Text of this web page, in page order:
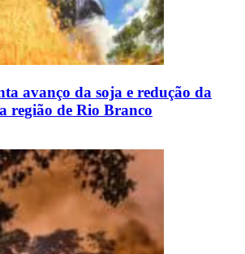
avanço da soja e redução da
região de Rio Branco